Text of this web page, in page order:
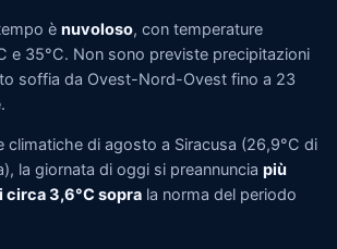
è nuvoloso, con temperature
e 35°C. Non sono previste precipitazioni
soffia da Ovest-Nord-Ovest fino a 23
climatiche di agosto a Siracusa (26,9°C di
la giornata di oggi si preannuncia più
circa 3,6°C sopra la norma del periodo